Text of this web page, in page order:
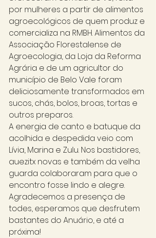
por mulheres a partir de alimentos
agroecológicos de quem produz e
comercializa na RMBH. Alimentos da
Associação Florestalense de
Agroecologia, da Loja da Reforma
Agrária e de um agricultor do
município de Belo Vale foram
deliciosamente transformados em
sucos, chás, bolos, broas, tortas e
outros preparos.
A energia de canto e batuque da
acolhida e despedida veio com
Lívia, Marina e Zulu. Nos bastidores,
auezitx novas e também da velha
guarda colaboraram para que o
encontro fosse lindo e alegre.
Agradecemos a presença de
todes, esperamos que desfrutem
bastantes do Anuário, e até a
próxima!